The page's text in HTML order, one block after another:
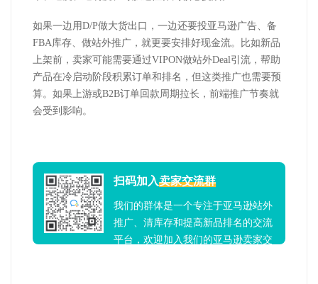
如果一边用D/P做大货出口，一边还要投亚马逊广告、备
FBA库存、做站外推广，就更要安排好现金流。比如新品
上架前，卖家可能需要通过VIPON做站外Deal引流，帮助
产品在冷启动阶段积累订单和排名，但这类推广也需要预
算。如果上游或B2B订单回款周期拉长，前端推广节奏就
会受到影响。
扫码加入卖家交流群
我们的群体是一个专注于亚马逊站外
推广、清库存和提高新品排名的交流
平台，欢迎加入我们的亚马逊卖家交